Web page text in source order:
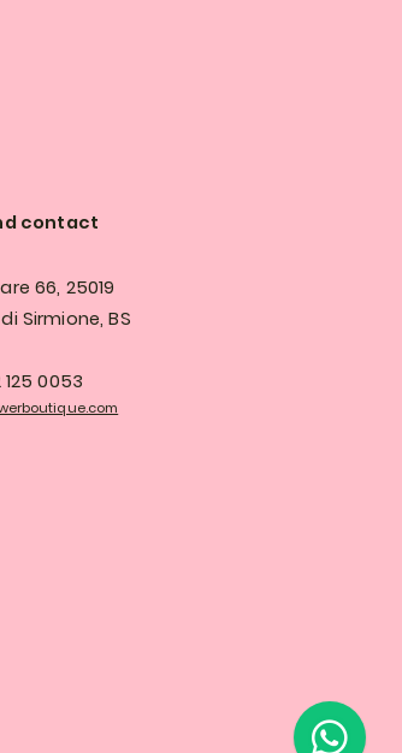
contact
66, 25019
Sirmione, BS
0053